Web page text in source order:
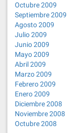
Octubre 2009
Septiembre 2009
Agosto 2009
Julio 2009
Junio 2009
Mayo 2009
Abril 2009
Marzo 2009
Febrero 2009
Enero 2009
Diciembre 2008
Noviembre 2008
Octubre 2008